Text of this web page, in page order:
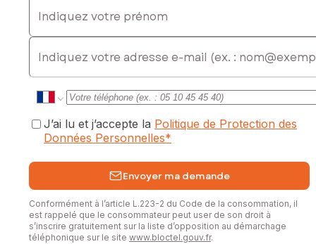
E-mail
J’ai lu et j’accepte la Politique de Protection des
Données Personnelles*
Envoyer ma demande
Conformément à l’article L.223-2 du Code de la consommation, il
est rappelé que le consommateur peut user de son droit à
s’inscrire gratuitement sur la liste d’opposition au démarchage
téléphonique sur le site www.bloctel.gouv.fr.